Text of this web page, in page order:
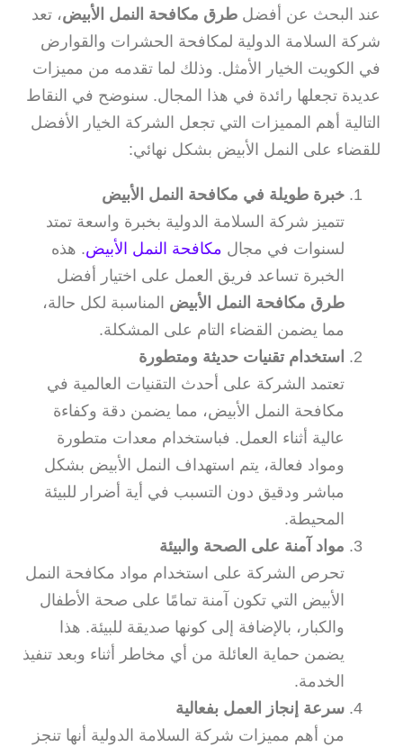
عند البحث عن أفضل طرق مكافحة النمل الأبيض، تعد
شركة السلامة الدولية لمكافحة الحشرات والقوارض
في الكويت الخيار الأمثل. وذلك لما تقدمه من مميزات
عديدة تجعلها رائدة في هذا المجال. سنوضح في النقاط
التالية أهم المميزات التي تجعل الشركة الخيار الأفضل
للقضاء على النمل الأبيض بشكل نهائي:
خبرة طويلة في مكافحة النمل الأبيض
تتميز شركة السلامة الدولية بخبرة واسعة تمتد
لسنوات في مجال مكافحة النمل الأبيض. هذه
الخبرة تساعد فريق العمل على اختيار أفضل
طرق مكافحة النمل الأبيض المناسبة لكل حالة،
مما يضمن القضاء التام على المشكلة.
استخدام تقنيات حديثة ومتطورة
تعتمد الشركة على أحدث التقنيات العالمية في
مكافحة النمل الأبيض، مما يضمن دقة وكفاءة
عالية أثناء العمل. فباستخدام معدات متطورة
ومواد فعالة، يتم استهداف النمل الأبيض بشكل
مباشر ودقيق دون التسبب في أية أضرار للبيئة
المحيطة.
مواد آمنة على الصحة والبيئة
تحرص الشركة على استخدام مواد مكافحة النمل
الأبيض التي تكون آمنة تمامًا على صحة الأطفال
والكبار، بالإضافة إلى كونها صديقة للبيئة. هذا
يضمن حماية العائلة من أي مخاطر أثناء وبعد تنفيذ
الخدمة.
سرعة إنجاز العمل بفعالية
من أهم مميزات شركة السلامة الدولية أنها تنجز